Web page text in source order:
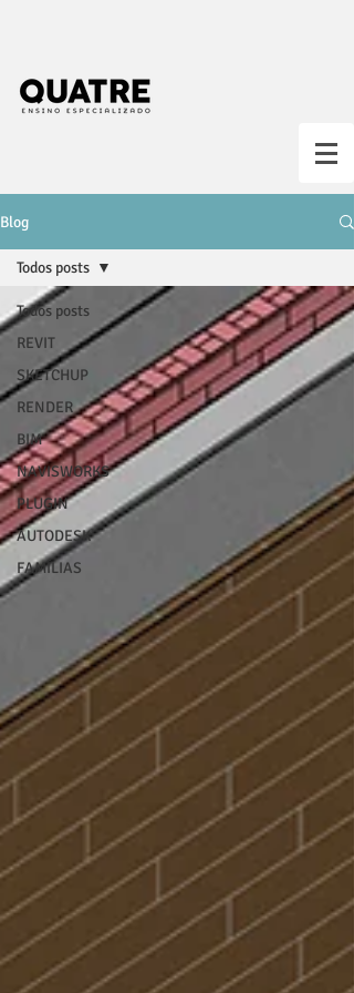
Blog
Todos posts
REVIT
SKETCHUP
RENDER
BIM
NAVISWORKS
PLUGIN
AUTODESK
FAMÍLIAS
Todos posts